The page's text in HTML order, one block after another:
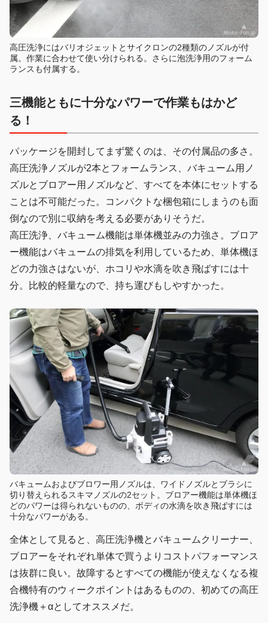
高圧洗浄にはバリオジェットとサイクロンの2種類のノズルが付
属。作業に合わせて使い分けられる。さらに泡洗浄用のフォーム
ランスも付属する。
三機能ともに十分なパワーで作業もはかど
る！
パッケージを開封してまず驚くのは、その付属品の多さ。
高圧洗浄ノズルが2本とフォームランス、バキューム用ノ
ズルとブロアー用ノズルなど、すべてを本体にセットする
ことは不可能だった。コンパクトな梱包箱にしまうのも面
倒なので別に収納を考える必要がありそうだ。
高圧洗浄、バキューム機能は単体機並みの力強さ。ブロア
ー機能はバキュームの排気を利用しているため、単体機ほ
どの力強さはないが、ホコリや水滴を吹き飛ばすには十
分。比較的軽量なので、持ち運びもしやすかった。
バキュームおよびブロワー用ノズルは、ワイドノズルとブラシに
切り替えられるスキマノズルの2セット。ブロアー機能は単体機ほ
どのパワーは得られないものの、ボディの水滴を吹き飛ばすには
十分なパワーがある。
全体として見ると、高圧洗浄機とバキュームクリーナー、
ブロアーをそれぞれ単体で買うよりコストパフォーマンス
は抜群に良い。故障するとすべての機能が使えなくなる複
合機特有のウィークポイントはあるものの、初めての高圧
洗浄機＋αとしてオススメだ。